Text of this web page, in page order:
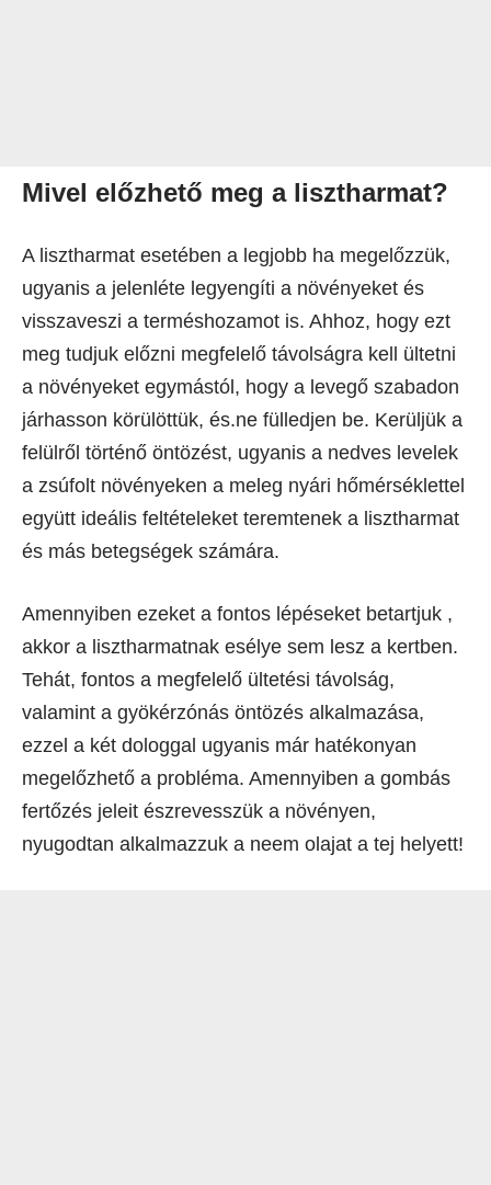
Mivel előzhető meg a lisztharmat?
A lisztharmat esetében a legjobb ha megelőzzük,
ugyanis a jelenléte legyengíti a növényeket és
visszaveszi a terméshozamot is. Ahhoz, hogy ezt
meg tudjuk előzni megfelelő távolságra kell ültetni
a növényeket egymástól, hogy a levegő szabadon
járhasson körülöttük, és.ne fülledjen be. Kerüljük a
felülről történő öntözést, ugyanis a nedves levelek
a zsúfolt növényeken a meleg nyári hőmérséklettel
együtt ideális feltételeket teremtenek a lisztharmat
és más betegségek számára.
Amennyiben ezeket a fontos lépéseket betartjuk ,
akkor a lisztharmatnak esélye sem lesz a kertben.
Tehát, fontos a megfelelő ültetési távolság,
valamint a gyökérzónás öntözés alkalmazása,
ezzel a két dologgal ugyanis már hatékonyan
megelőzhető a probléma. Amennyiben a gombás
fertőzés jeleit észrevesszük a növényen,
nyugodtan alkalmazzuk a neem olajat a tej helyett!